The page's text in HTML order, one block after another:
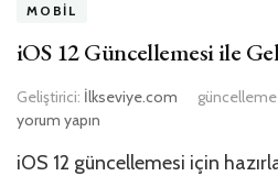
MOBIL
iOS 12 Güncellemesi ile
Geliştirici: İlkseviye.com
yorum yapın
iOS 12 güncellemesi için